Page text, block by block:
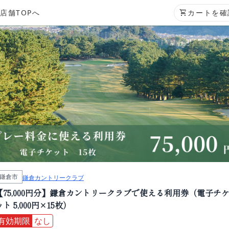
店舗TOPへ shopping_cart カートを
鎌倉市 鎌倉カントリークラブ
【75,000円分】鎌倉カントリークラブで使える利用券（電子チケ
ト 5,000円×15枚）
効期限 なし